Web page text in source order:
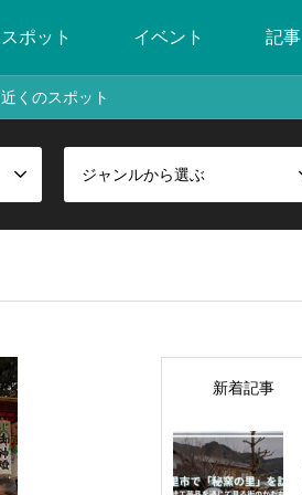
スポット イベント 記事
近くのスポット
ジャンルから選ぶ
新着記事